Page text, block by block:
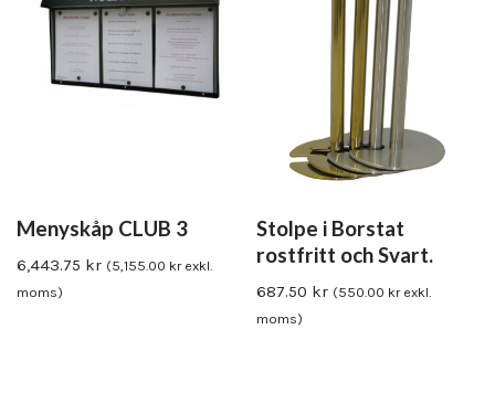
Menyskåp CLUB 3
6,443.75 kr (5,155.00 krexkl.
moms)
Stolpe i Borstat
rostfritt och Svart.
687.50 kr (550.00 krexkl.
moms)